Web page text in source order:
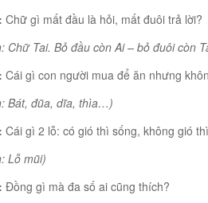
Chữ gì mất đầu là hỏi, mất đuôi trả lời?
Chữ Tai. Bỏ đầu còn Ai – bỏ đuôi còn
Cái gì con người mua để ăn nhưng
Bát, đũa, dĩa, thìa…)
Cái gì 2 lỗ: có gió thì sống, không gió
Lỗ mũi)
Đồng gì mà đa số ai cũng thích?